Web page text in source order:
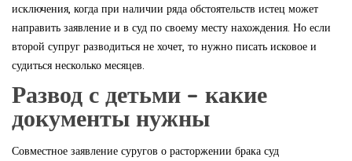
исключения, когда при наличии ряда обстоятельств истец может
направить заявление и в суд по своему месту нахождения. Но если
второй супруг разводиться не хочет, то нужно писать исковое и
судиться несколько месяцев.
Развод с детьми – какие
документы нужны
Совместное заявление суругов о расторжении брака суд